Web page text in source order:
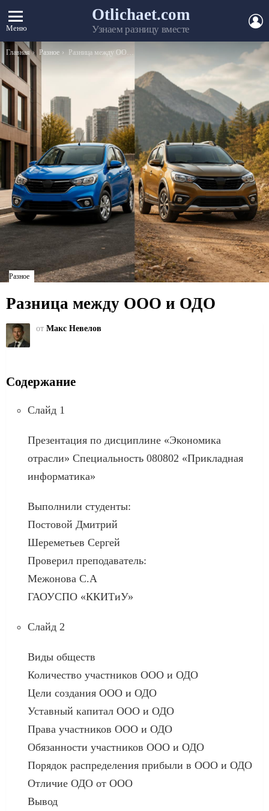
Меню
Otlichaet.com
Узнаем разницу вместе
Вы здесь:
Главная Разное Разница между ООО и ОДО
Разное
Разница между ООО и ОДО
от Макс Невелов
Содержание
Слайд 1
Презентация по дисциплине «Экономика
отрасли» Специальность 080802 «Прикладная
информатика»
Выполнили студенты:
Постовой Дмитрий
Шереметьев Сергей
Проверил преподаватель:
Межонова С.А
ГАОУСПО «ККИТиУ»
Слайд 2
Виды обществ
Количество участников ООО и ОДО
Цели создания ООО и ОДО
Уставный капитал ООО и ОДО
Права участников ООО и ОДО
Обязанности участников ООО и ОДО
Порядок распределения прибыли в ООО и ОДО
Отличие ОДО от ООО
Вывод